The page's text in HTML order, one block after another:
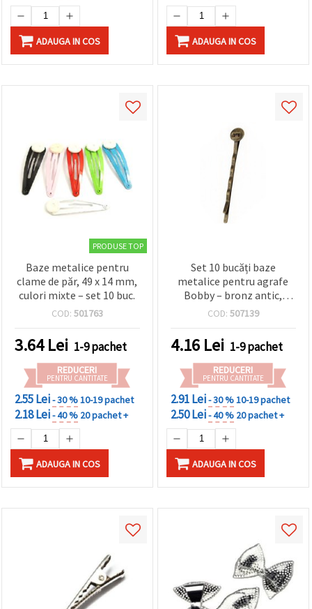
ADAUGA IN COS ADAUGA IN COS
PRODUSE TOP
Baze metalice pentru
clame de păr, 49 x 14 mm,
culori mixte – set 10 buc.
COD: 501763
3.64Lei 1-9 pachet
REDUCERI
PENTRU CANTITATE
2.55 Lei- 30 %10-19 pachet
2.18 Lei- 40 % 20 pachet +
ADAUGA IN COS
Set 10 bucăți baze
metalice pentru agrafe
Bobby – bronz antic,
2×52×2 mm – accesorii de
hobby/craft
COD: 507139
4.16 Lei 1-9 pachet
REDUCERI
PENTRU CANTITATE
2.91 Lei- 30 %10-19 pachet
2.50 Lei- 40 % 20 pachet +
ADAUGA IN COS